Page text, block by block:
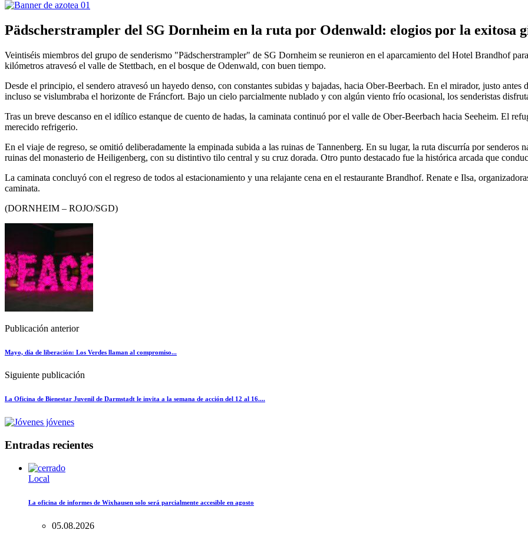
Pädscherstrampler del SG Dornheim en la ruta por Odenwald: elogios por la exitosa
Veintiséis miembros del grupo de senderismo "Pädscherstrampler" de SG Dornheim se reunieron en el aparcamiento del Hotel Brandhof
kilómetros atravesó el valle de Stettbach, en el bosque de Odenwald, con buen tiempo.
Desde el principio, el sendero atravesó un hayedo denso, con constantes subidas y bajadas, hacia Ober-Beerbach. En el mirador, justo
incluso se vislumbraba el horizonte de Fráncfort. Bajo un cielo parcialmente nublado y con algún viento frío ocasional, los senderistas
Tras un breve descanso en el idílico estanque de cuento de hadas, la caminata continuó por el valle de Ober-Beerbach hacia Seeheim. El
merecido refrigerio.
En el viaje de regreso, se omitió deliberadamente la empinada subida a las ruinas de Tannenberg. En su lugar, la ruta discurría por senderos
ruinas del monasterio de Heiligenberg, con su distintivo tilo central y su cruz dorada. Otro punto destacado fue la histórica arcada que
La caminata concluyó con el regreso de todos al estacionamiento y una relajante cena en el restaurante Brandhof. Renate e Ilsa,
caminata.
(DORNHEIM – ROJO/SGD)
Publicación anterior
Mayo, día de liberación: Los Verdes llaman al compromiso...
Siguiente publicación
La Oficina de Bienestar Juvenil de Darmstadt le invita a la semana de acción del 12 al 16....
Entradas recientes
Local
La oficina de informes de Wixhausen solo será parcialmente accesible en agosto
05.08.2026